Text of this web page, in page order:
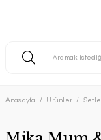
Anasayfa Ürünler